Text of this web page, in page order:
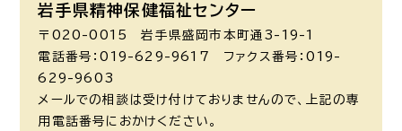
岩手県精神保健福祉センター
〒020-0015 岩手県盛岡市本町通3-19-1
電話番号：019-629-9617 ファクス番号：019-
629-9603
メールでの相談は受け付けておりませんので、上記の専
用電話番号におかけください。